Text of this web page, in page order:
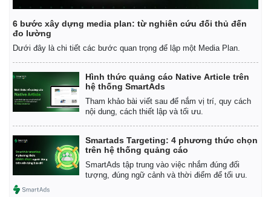
6 bước xây dựng media plan: từ nghiên cứu đối thủ đến
đo lường
Dưới đây là chi tiết các bước quan trọng để lập một Media Plan.
Hình thức quảng cáo Native Article trên
hệ thống SmartAds
Tham khảo bài viết sau để nắm vị trí, quy cách
nội dung, cách thiết lập và tối ưu.
Smartads Targeting: 4 phương thức chọn
trên hệ thống quảng cáo
SmartAds tập trung vào việc nhắm đúng đối
tượng, đúng ngữ cảnh và thời điểm để tối ưu.